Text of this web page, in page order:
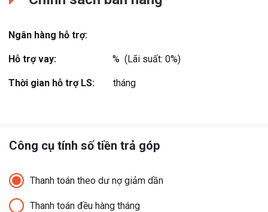
Ngân hàng hỗ trợ:
Hỗ trợ vay: %  (Lãi suất: 0%)
Thời gian hỗ trợ LS: tháng
Công cụ tính số tiền trả góp
Thanh toán theo dư nợ giảm dần
Thanh toán đều hàng tháng